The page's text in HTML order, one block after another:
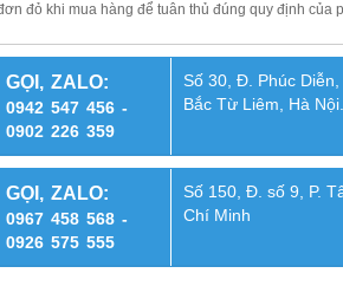
đỏ khi mua hàng để tuân thủ đúng quy định của
GỌI, ZALO:
0942 547 456 -
0902 226 359
Số 30, Đ. Phúc Diễn,
Bắc Từ Liêm, Hà Nội.
GỌI, ZALO:
0967 458 568 -
0926 575 555
Số 150, Đ. số 9, P.
Chí Minh